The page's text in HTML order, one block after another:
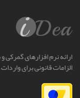
ارائه نرم افزارهای گمرکی
الزامات قانونی برای